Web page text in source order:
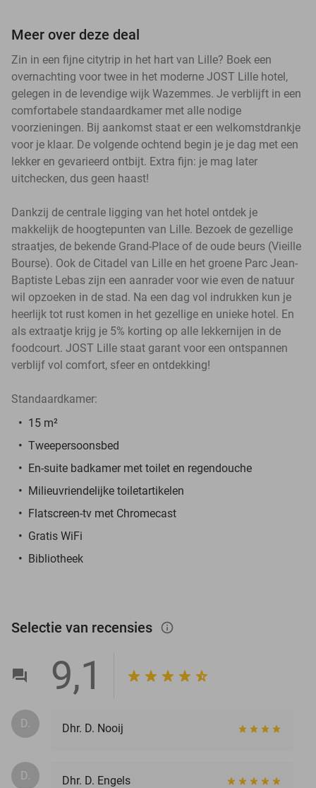
Meer over deze deal
Zin in een fijne citytrip in het hart van Lille? Boek een
overnachting voor twee in het moderne JOST Lille hotel,
gelegen in de levendige wijk Wazemmes. Je verblijft in een
comfortabele standaardkamer met alle nodige
voorzieningen. Bij aankomst staat er een welkomstdrankje
voor je klaar. De volgende ochtend begin je je dag met een
lekker en gevarieerd ontbijt. Extra fijn: je mag later
uitchecken, dus geen haast!
Dankzij de centrale ligging van het hotel ontdek je
makkelijk de hoogtepunten van Lille. Bezoek de gezellige
straatjes, de bekende Grand-Place of de oude beurs (Vieille
Bourse). Ook de Citadel van Lille en het groene Parc Jean-
Baptiste Lebas zijn een aanrader voor wie even de natuur
wil opzoeken in de stad. Na een dag vol indrukken kun je
heerlijk tot rust komen in het gezellige en unieke hotel. En
als extraatje krijg je 5% korting op alle lekkernijen in de
foodcourt. JOST Lille staat garant voor een ontspannen
verblijf vol comfort, sfeer en ontdekking!
Standaardkamer:
15 m²
Tweepersoonsbed
En-suite badkamer met toilet en regendouche
Milieuvriendelijke toiletartikelen
Flatscreen-tv met Chromecast
Gratis WiFi
Bibliotheek
Selectie van recensies info_outlined
9,1
D. Dhr. D. Nooij
D.
Dhr. D. Engels